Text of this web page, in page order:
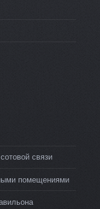
связи
помещениями